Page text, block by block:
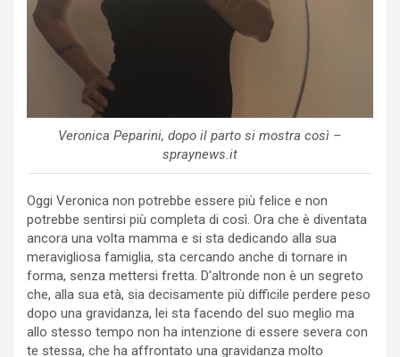
Veronica Peparini, dopo il parto si mostra così –
spraynews.it
Oggi Veronica non potrebbe essere più felice e non
potrebbe sentirsi più completa di così. Ora che è diventata
ancora una volta mamma e si sta dedicando alla sua
meravigliosa famiglia, sta cercando anche di tornare in
forma, senza mettersi fretta. D’altronde non è un segreto
che, alla sua età, sia decisamente più difficile perdere peso
dopo una gravidanza, lei sta facendo del suo meglio ma
allo stesso tempo non ha intenzione di essere severa con
te stessa, che ha affrontato una gravidanza molto